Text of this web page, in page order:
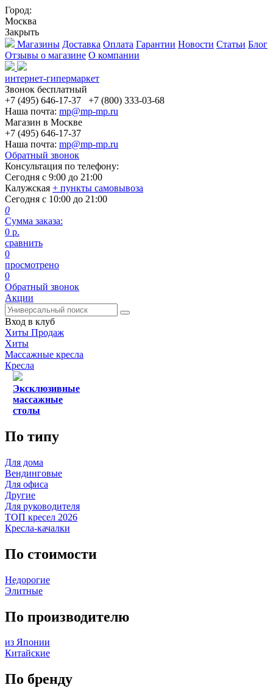
Город:
Москва
Закрыть
Магазины Доставка Оплата Гарантии Новости Статьи Блог
Отзывы о магазине О компании
интернет-гипермаркет
Звонок бесплатный
+7 (495) 646-17-37
+7 (800) 333-03-68
Наша почта: mp@mp-mp.ru
Магазин в Москве
+7 (495) 646-17-37
Наша почта: mp@mp-mp.ru
Обратный звонок
Консультация по телефону:
Сегодня с 9:00 до 21:00
Калужская + пункты самовывоза
Сегодня с 10:00 до 21:00
0
Сумма заказа:
0 р.
сравнить
0
просмотрено
0
Обратный звонок
Акции
Вход в клуб
Хиты Продаж
Хиты
Массажные кресла
Кресла
Эксклюзивные
массажные
столы
По типу
Для дома
Вендинговые
Для офиса
Другие
Для руководителя
ТОП кресел 2026
Кресла-качалки
По стоимости
Недорогие
Элитные
По производителю
из Японии
Китайские
По бренду